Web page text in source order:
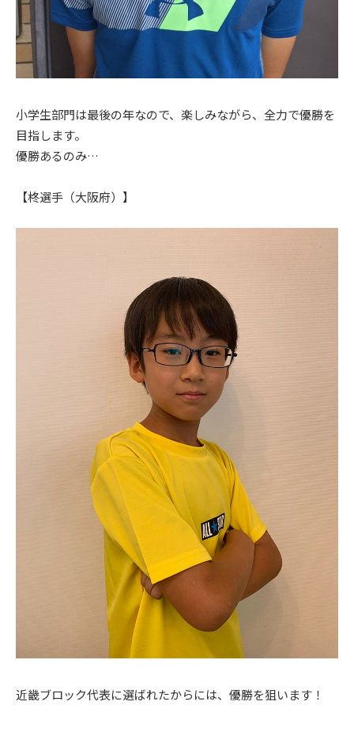
小学生部門は最後の年なので、楽しみながら、全力で優勝を
目指します。
優勝あるのみ…
【柊選手（大阪府）】
近畿ブロック代表に選ばれたからには、優勝を狙います！